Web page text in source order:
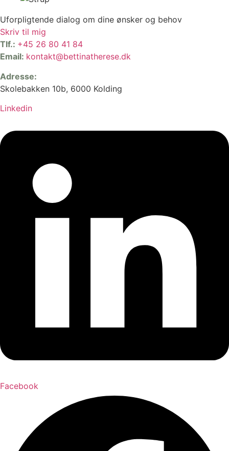
Uforpligtende dialog om dine ønsker og behov
Skriv til mig
Tlf.: +45 26 80 41 84
Email: kontakt@bettinatherese.dk
Adresse:
Skolebakken 10b, 6000 Kolding
Linkedin
Facebook